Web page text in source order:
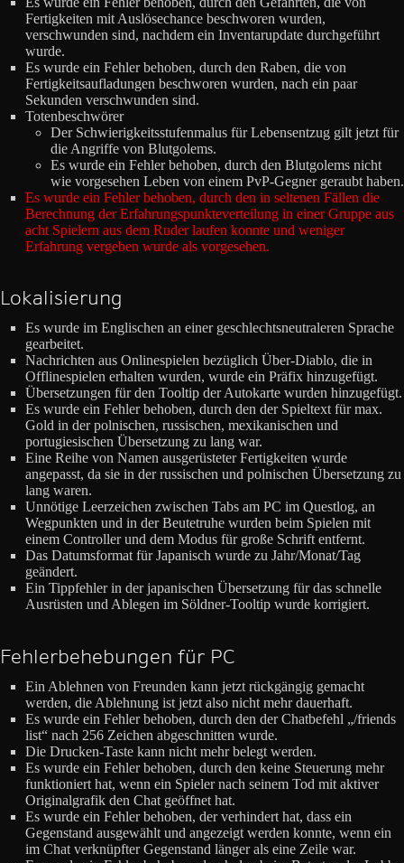
Fertigkeiten mit Auslösechance beschworen wurden,
verschwunden sind, nachdem ein Inventarupdate durchgeführt
wurde.
Es wurde ein Fehler behoben, durch den Raben, die von
Fertigkeitsaufladungen beschworen wurden, nach ein paar
Sekunden verschwunden sind.
Totenbeschwörer
Der Schwierigkeitsstufenmalus für Lebensentzug gilt jetzt für
die Angriffe von Blutgolems.
Es wurde ein Fehler behoben, durch den Blutgolems nicht
wie vorgesehen Leben von einem PvP-Gegner geraubt haben.
Es wurde ein Fehler behoben, durch den in seltenen Fällen die
Berechnung der Erfahrungspunkteverteilung in einer Gruppe aus
acht Spielern aus dem Ruder laufen konnte und weniger
Erfahrung vergeben wurde als vorgesehen.
Lokalisierung
Es wurde im Englischen an einer geschlechtsneutraleren Sprache
gearbeitet.
Nachrichten aus Onlinespielen bezüglich Über-Diablo, die in
Offlinespielen erhalten wurden, wurde ein Präfix hinzugefügt.
Übersetzungen für den Tooltip der Autokarte wurden hinzugefügt.
Es wurde ein Fehler behoben, durch den der Spieltext für max.
Gold in der polnischen, russischen, mexikanischen und
portugiesischen Übersetzung zu lang war.
Eine Reihe von Namen ausgerüsteter Fertigkeiten wurde
angepasst, da sie in der russischen und polnischen Übersetzung zu
lang waren.
Unnötige Leerzeichen zwischen Tabs am PC im Questlog, an
Wegpunkten und in der Beutetruhe wurden beim Spielen mit
einem Controller und dem Modus für große Schrift entfernt.
Das Datumsformat für Japanisch wurde zu Jahr/Monat/Tag
geändert.
Ein Tippfehler in der japanischen Übersetzung für das schnelle
Ausrüsten und Ablegen im Söldner-Tooltip wurde korrigiert.
Fehlerbehebungen für PC
Ein Ablehnen von Freunden kann jetzt rückgängig gemacht
werden, die Ablehnung ist jetzt also nicht mehr dauerhaft.
Es wurde ein Fehler behoben, durch den der Chatbefehl „/friends
list“ nach 256 Zeichen abgeschnitten wurde.
Die Drucken-Taste kann nicht mehr belegt werden.
Es wurde ein Fehler behoben, durch den keine Steuerung mehr
funktioniert hat, wenn ein Spieler nach seinem Tod mit aktiver
Originalgrafik den Chat geöffnet hat.
Es wurde ein Fehler behoben, der verhindert hat, dass ein
Gegenstand ausgewählt und angezeigt werden konnte, wenn ein
im Chat verknüpfter Gegenstand länger als eine Zeile war.